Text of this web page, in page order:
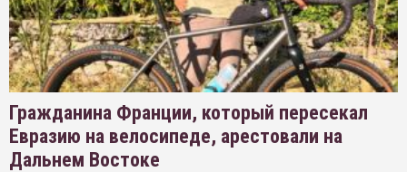
Гражданина Франции, который пересекал
Евразию на велосипеде, арестовали на
Дальнем Востоке